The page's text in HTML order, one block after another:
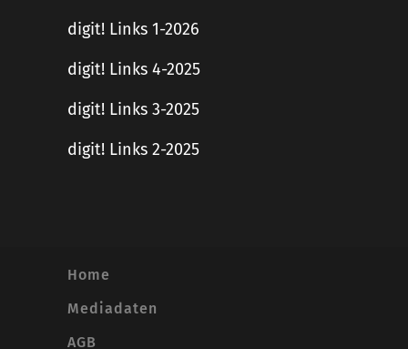
digit! Links 1-2026
digit! Links 4-2025
digit! Links 3-2025
digit! Links 2-2025
Home
Mediadaten
AGB